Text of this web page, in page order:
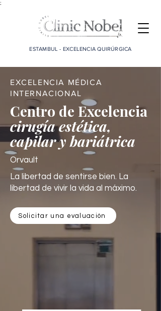
;
ESTAMBUL - EXCELENCIA QUIRÚRGICA
EXCELENCIA MÉDICA
INTERNACIONAL
Centro de Excelencia
cirugía estética,
capilar y bariátrica
Orvault
La libertad de sentirse bien. La
libertad de vivir la vida al máximo.
Solicitar una evaluación